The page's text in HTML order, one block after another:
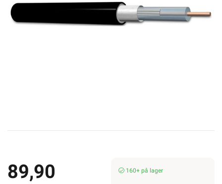
89,90 160+ på lager